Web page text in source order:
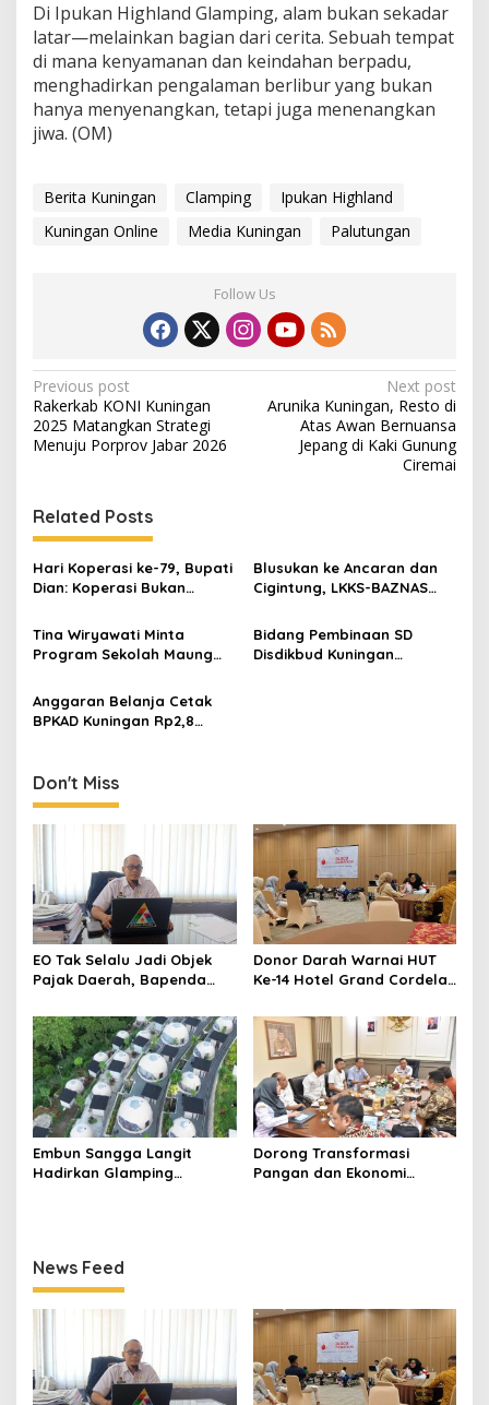
Di Ipukan Highland Glamping, alam bukan sekadar
latar—melainkan bagian dari cerita. Sebuah tempat
di mana kenyamanan dan keindahan berpadu,
menghadirkan pengalaman berlibur yang bukan
hanya menyenangkan, tetapi juga menenangkan
jiwa. (OM)
Berita Kuningan Clamping
Ipukan Highland
Kuningan Online
Media Kuningan Palutungan
Follow Us
Post
navigation
Previous post
Rakerkab KONI Kuningan
2025 Matangkan Strategi
Menuju Porprov Jabar 2026
Next post
Arunika Kuningan, Resto di
Atas Awan Bernuansa
Jepang di Kaki Gunung
Ciremai
Related Posts
Hari Koperasi ke-79, Bupati
Dian: Koperasi Bukan
tapi Membangun
Kesejahteraan
Blusukan ke Ancaran dan
Cigintung, LKKS-BAZNAS
untuk Warga Disabilitas
dan Dhuafa
Tina Wiryawati Minta
Program Sekolah Maung
Maksimal, Jangan Sampai
Timbulkan Kebingungan di
Bidang Pembinaan SD
Disdikbud Kuningan
Anggaran Belanja Cetak
BPKAD Kuningan Rp2,8
Don't Miss
EO Tak Selalu Jadi Objek
Pajak Daerah, Bapenda
Mekanismenya
Donor Darah Warnai HUT
Ke-14 Hotel Grand Cordela
untuk Masyarakat
Embun Sangga Langit
Hadirkan Glamping
Dorong Transformasi
Pangan dan Ekonomi
News Feed